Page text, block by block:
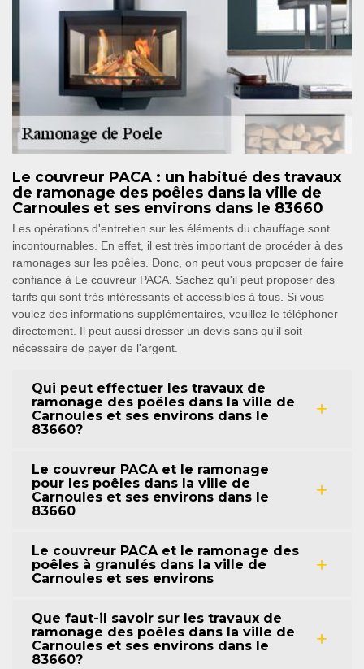
Le couvreur PACA : un habitué des travaux
de ramonage des poêles dans la ville de
Carnoules et ses environs dans le 83660
Les opérations d'entretien sur les éléments du chauffage sont
incontournables. En effet, il est très important de procéder à des
ramonages sur les poêles. Donc, on peut vous proposer de faire
confiance à Le couvreur PACA. Sachez qu'il peut proposer des
tarifs qui sont très intéressants et accessibles à tous. Si vous
voulez des informations supplémentaires, veuillez le téléphoner
directement. Il peut aussi dresser un devis sans qu'il soit
nécessaire de payer de l'argent.
Qui peut effectuer les travaux de
ramonage des poêles dans la ville de
Carnoules et ses environs dans le
83660?
Le couvreur PACA et le ramonage
pour les poêles dans la ville de
Carnoules et ses environs dans le
83660
Le couvreur PACA et le ramonage des
poêles à granulés dans la ville de
Carnoules et ses environs
Que faut-il savoir sur les travaux de
ramonage des poêles dans la ville de
Carnoules et ses environs dans le
83660?